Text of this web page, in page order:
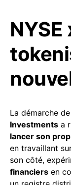
NYSE
La démarche de
Investments a
lancer son
en travaillant
son côté,
financiers en